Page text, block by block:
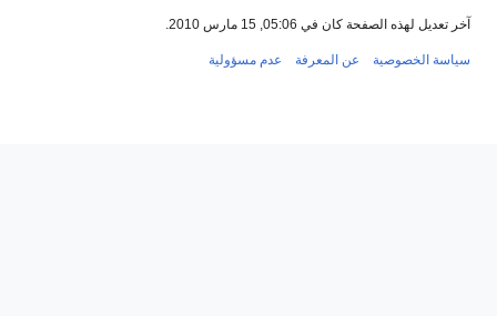
آخر تعديل لهذه الصفحة كان في 05:06, 15 مارس 2010.
سياسة الخصوصية عن المعرفة عدم مسؤولية